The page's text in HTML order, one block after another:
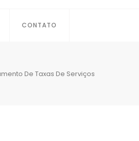
CONTATO
De Taxas De Serviços